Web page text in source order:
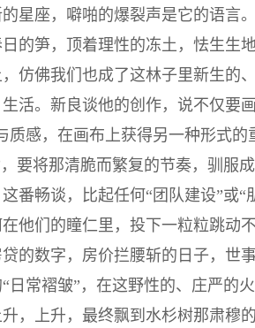
星座，噼啪的爆裂声是它的语言
的笋，顶着理性的冻土，怯生生
仿佛我们也成了这林子里新生的
活。新良谈他的创作，说不仅要
质感，在画布上获得另一种形式
要将那清脆而繁复的节奏，驯服
番畅谈，比起任何“团队建设”或
他们的瞳仁里，投下一粒粒跳动
的数字，房价拦腰斩的日子，世
日常褶皱”，在这野性的、庄严的
，上升，最终飘到水杉树那肃穆